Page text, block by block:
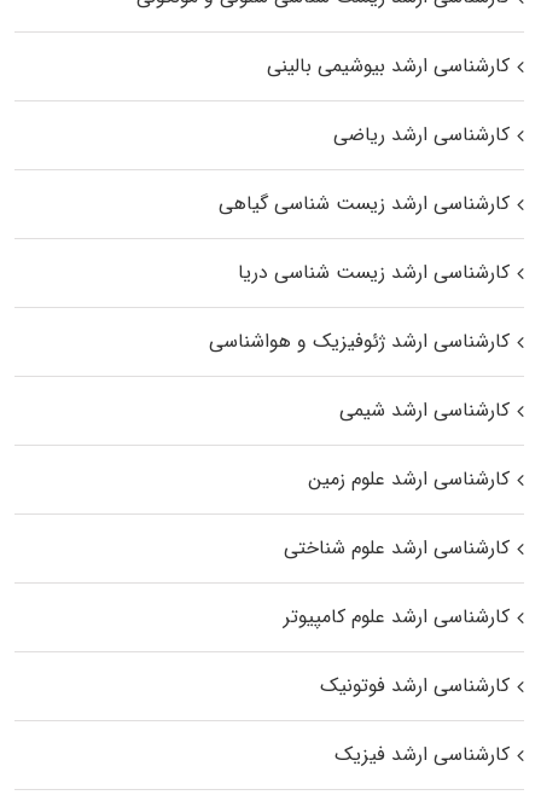
کارشناسی ارشد بیوشیمی بالینی
کارشناسی ارشد ریاضی
کارشناسی ارشد زیست‌ شناسی گیاهی
کارشناسی ارشد زیست‌ شناسی دریا
کارشناسی ارشد ژئوفیزیک و هواشناسی
کارشناسی ارشد شیمی
کارشناسی ارشد علوم زمین
کارشناسی ارشد علوم شناختی
کارشناسی ارشد علوم کامپیوتر
کارشناسی ارشد فوتونیک
کارشناسی ارشد فیزیک